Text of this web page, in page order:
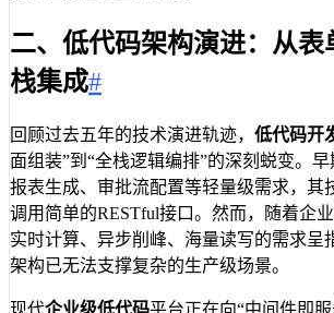
二、低代码架构演进：从表
栈集成#
回顾过去五年的技术演进轨迹， 低代码开
面组装”到“全栈逻辑编排”的深刻蜕变。
报表生成、审批流配置等轻量级需求，其
调用简单的RESTful接口。然而，随着企
实时计算、异步削峰、海量读写的需求呈
架构已无法支撑复杂的生产级场景。